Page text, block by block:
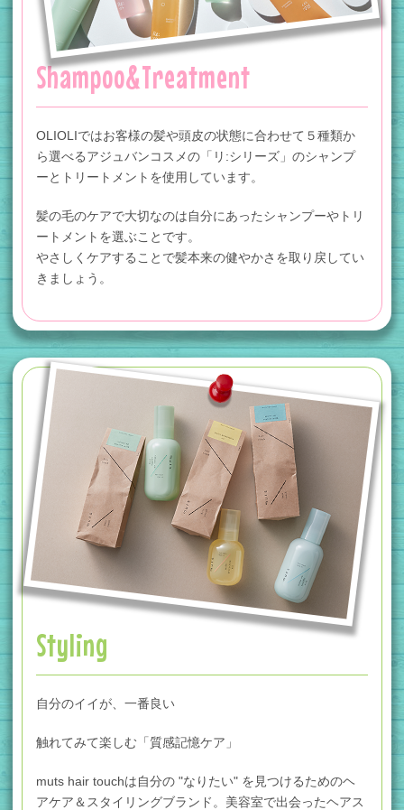
Shampoo&Treatment
OLIOLIではお客様の髪や頭皮の状態に合わせて ５種類か
ら選べるアジュバンコスメの 「リ:シリーズ」のシャンプ
ーとトリートメントを使用しています。
髪の毛のケアで大切なのは自分にあったシャンプーやトリ
ートメントを選ぶことです。
やさしくケアすることで髪本来の健やかさを取り戻してい
きましょう。
Styling
自分のイイが、一番良い
触れてみて楽しむ 「質感記憶ケア」
muts hair touchは自分の "なりたい" を見つけるためのヘ
アケア＆スタイリングブランド。 美容室で出会ったヘアス